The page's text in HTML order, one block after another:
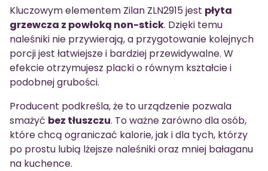
Kluczowym elementem Zilan ZLN2915 jest płyta
grzewcza z powłoką non-stick. Dzięki temu
naleśniki nie przywierają, a przygotowanie kolejnych
porcji jest łatwiejsze i bardziej przewidywalne. W
efekcie otrzymujesz placki o równym kształcie i
podobnej grubości.
Producent podkreśla, że to urządzenie pozwala
smażyć bez tłuszczu. To ważne zarówno dla osób,
które chcą ograniczać kalorie, jak i dla tych, którzy
po prostu lubią lżejsze naleśniki oraz mniej bałaganu
na kuchence.